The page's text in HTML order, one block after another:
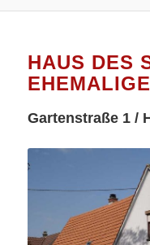
HAUS DES
Gartenstraße 1 /